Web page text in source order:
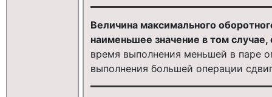
Величина максимального
наименьшее значение в том
время выполнения меньшей в паре
выполнения большей операции